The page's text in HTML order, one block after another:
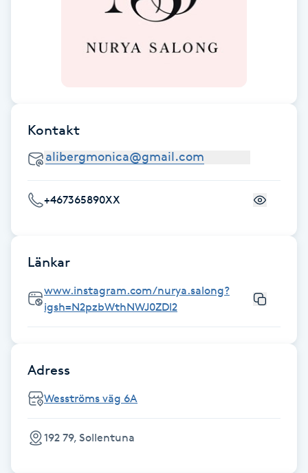
Funktionsanalys
Föning
Gel naglar
Gellack
Gellack med förstärkning
Kontakt
+467365890XX
Länkar
www.instagram.com/nurya.salong?
igsh=N2pzbWthNWJ0ZDl2
Adress
Wesströms väg 6A
192 79, Sollentuna